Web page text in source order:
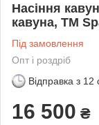
Насіння
кавуна, ТМ
Під замовлення
Опт і роздріб
Відправка з 12
16 500 ₴